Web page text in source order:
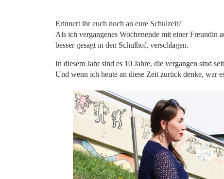
Erinnert ihr euch noch an eure Schulzeit?
Als ich vergangenes Wochenende mit einer Freundin
besser gesagt in den Schulhof, verschlagen.
In diesem Jahr sind es 10 Jahre, die vergangen sind
Und wenn ich heute an diese Zeit zurück denke, war